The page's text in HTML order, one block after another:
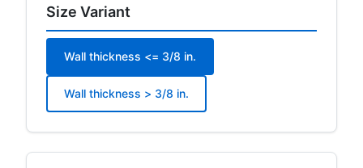
Size Variant
Wall thickness <= 3/8 in.
Wall thickness > 3/8 in.